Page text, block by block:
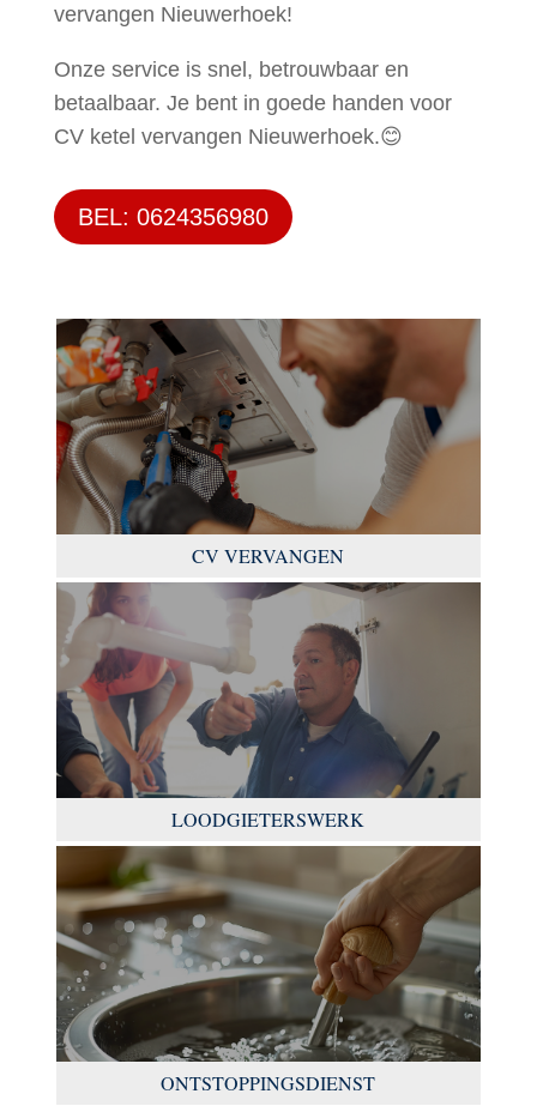
vervangen Nieuwerhoek!
Onze service is snel, betrouwbaar en
betaalbaar. Je bent in goede handen voor
CV ketel vervangen Nieuwerhoek.😊
BEL: 0624356980
CV VERVANGEN
LOODGIETERSWERK
ONTSTOPPINGSDIENST